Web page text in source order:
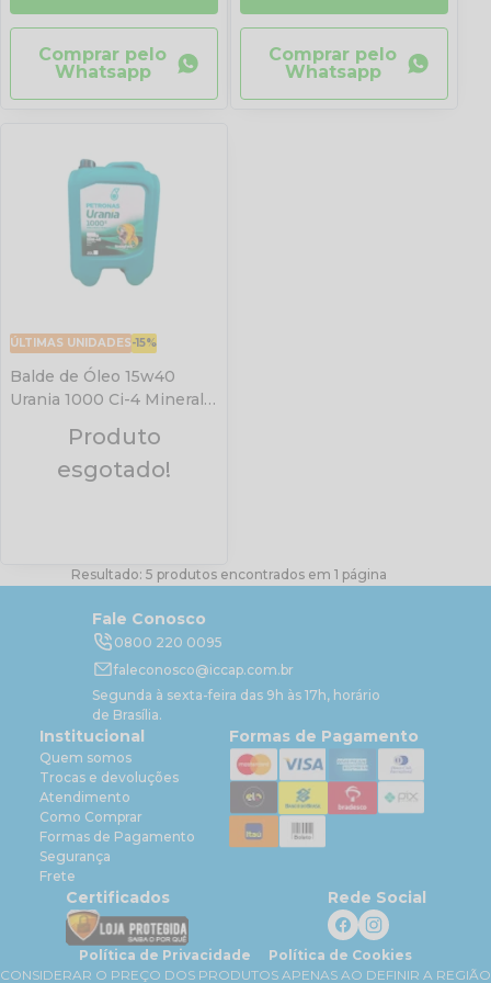
Comprar pelo
Whatsapp
Comprar pelo
Whatsapp
ÚLTIMAS UNIDADES-15%
Balde de Óleo 15w40
Urania 1000 Ci-4 Mineral
Produto
esgotado!
Resultado: 5 produtos encontrados em 1 página
Fale Conosco
0800 220 0095
faleconosco@iccap.com.br
Segunda à sexta-feira das 9h às 17h, horário
de Brasília.
Institucional
Quem somos
Trocas e devoluções
Atendimento
Como Comprar
Formas de Pagamento
Segurança
Frete
Formas de Pagamento
Certificados Rede Social
Política de Privacidade
Política de Cookies
CONSIDERAR O PREÇO DOS PRODUTOS APENAS AO DEFINIR A REGIÃO